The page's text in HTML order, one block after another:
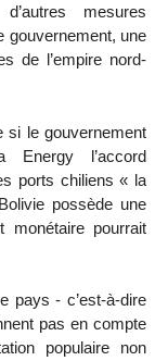
mesures
gouvernement, une
de l’empire nord-
si le gouvernement
Energy l’accord
ports chiliens « la
possède une
monétaire pourrait
pays - c’est-à-dire
pas en compte
populaire non